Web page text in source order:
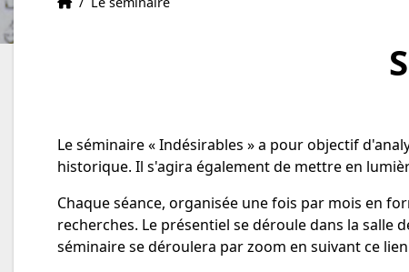
Le séminaire « Indésirables » a pour objectif
historique. Il s'agira également de mettre en
Chaque séance, organisée une fois par mois en
recherches. Le présentiel se déroule dans la salle
séminaire se déroulera par zoom en suivant ce